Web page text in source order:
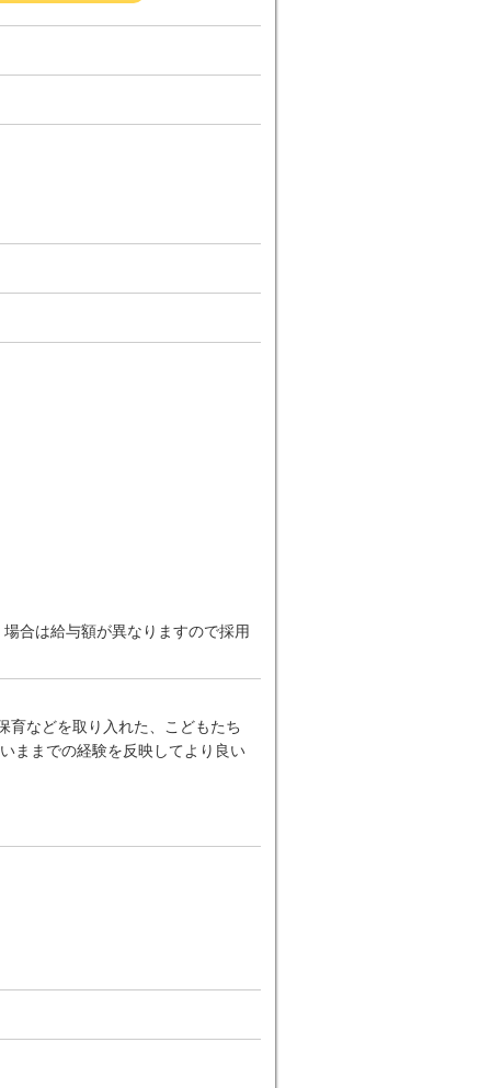
合は給与額が異なりますので採用
育などを取り入れた、こどもたち
ままでの経験を反映してより良い